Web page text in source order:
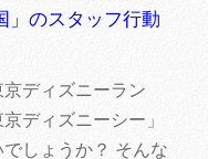
」のスタッフ行動
ディズニーラン
京ディズニーシー」
しょうか？ そんな